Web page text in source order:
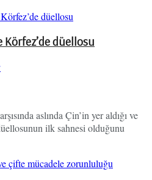
Körfez’de düellosu
aslında Çin’in yer aldığı ve
ilk sahnesi olduğunu